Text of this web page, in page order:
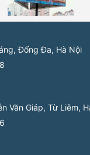
Đống Đa, Hà Nội
Văn Giáp, Từ Liêm,